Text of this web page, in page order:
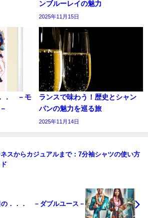
ンブルーレイの魅力
2025年11月15日
． －モ
ランスで味わう！歴史とシャン
パンの魅力を巡る旅
2025年11月14日
ネスからカジュアルまで：7分袖シャツの使い方
の．．． －ダブルユース－